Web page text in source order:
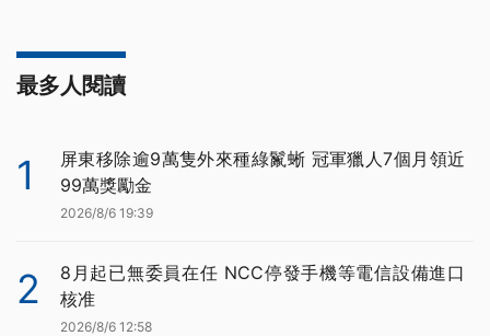
最多人閱讀
1
屏東移除逾9萬隻外來種綠鬣蜥 冠軍獵人7個月領近
99萬獎勵金
2026/8/6 19:39
2
8月起已無委員在任 NCC停發手機等電信設備進口
核准
2026/8/6 12:58